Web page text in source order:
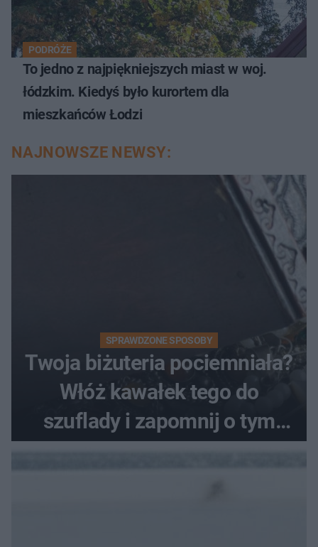
PODRÓŻE
To jedno z najpiękniejszych miast w woj.
łódzkim. Kiedyś było kurortem dla
mieszkańców Łodzi
NAJNOWSZE NEWSY:
SPRAWDZONE SPOSOBY
Twoja biżuteria pociemniała?
Włóż kawałek tego do
szuflady i zapomnij o tym
problemie. Sposób na